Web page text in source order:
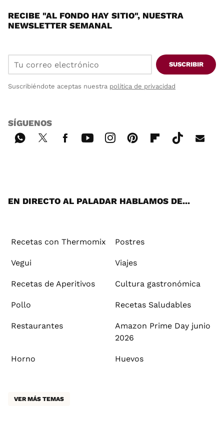
RECIBE "AL FONDO HAY SITIO", NUESTRA
NEWSLETTER SEMANAL
SUSCRIBIR
Suscribiéndote aceptas nuestra política de privacidad
SÍGUENOS
EN DIRECTO AL PALADAR HABLAMOS DE...
Recetas con Thermomix Postres
Vegui Viajes
Recetas de Aperitivos Cultura gastronómica
Pollo Recetas Saludables
Restaurantes
Amazon Prime Day junio
2026
Horno Huevos
VER MÁS TEMAS